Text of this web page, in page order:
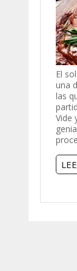
El
una
las
Vide